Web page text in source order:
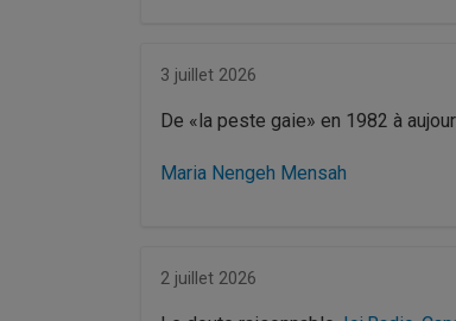
3 juillet 2026
De «la peste gaie» en 1982 à
Maria Nengeh Mensah
2 juillet 2026